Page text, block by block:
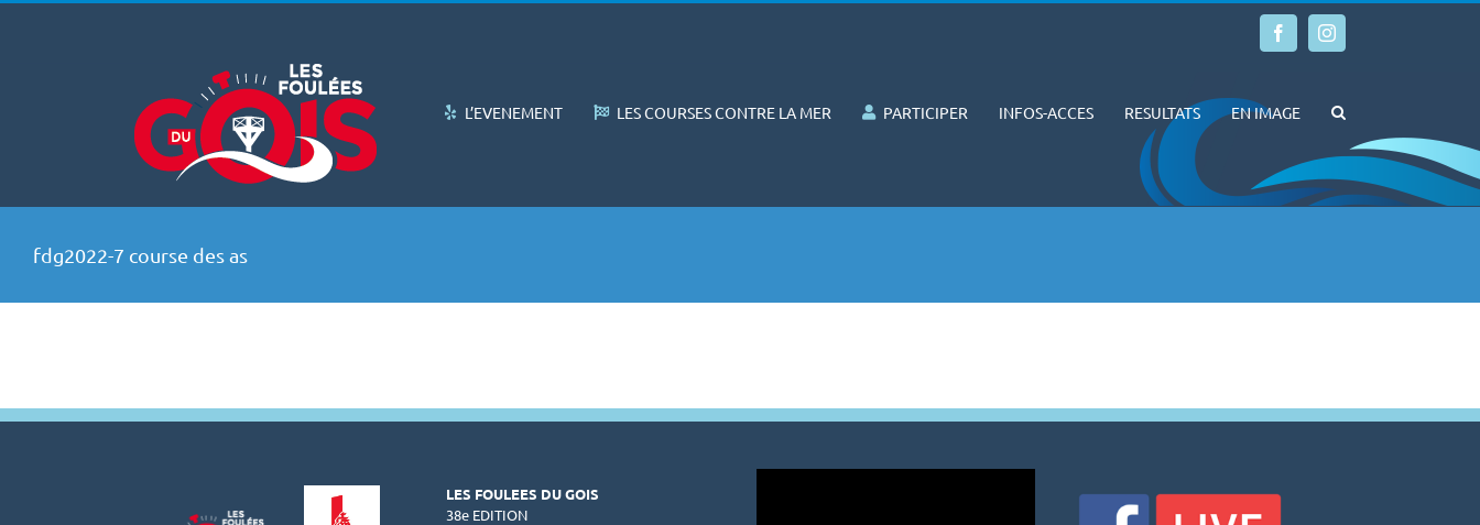
Passer
FacebookInstagram
L’EVENEMENT LES COURSES CONTRE LA MER PARTICIPER INFOS-ACCES RESULTATS EN IMAGE
fdg2022-7 course des as
LES FOULEES DU GOIS
38e EDITION